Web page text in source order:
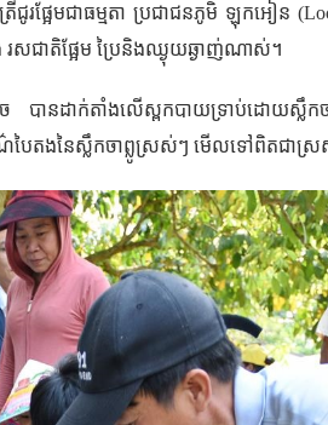
រីជូរផ្អែមជាធម្មតា ប្រជាជន​ភូមិ​ ឡុកអៀន
ជាតិផ្អែម ប្រៃនិងឈ្ងុយឆ្ងាញ់ណាស់។
បាន​ដាក់​តាំង​លើ​ស្ពកបាយ​ទ្រាប់ដោយស្លឹកច
បៃតងនៃស្លឹកចាព្លូស្រស់ៗ មើលទៅពិតជាស្រ